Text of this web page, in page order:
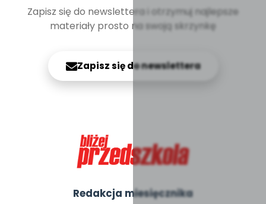
Zapisz się do newslettera i otrzymuj najlepsze
materiały prosto na swoją skrzynkę
Zapisz się do newslettera
Redakcja miesięcznika